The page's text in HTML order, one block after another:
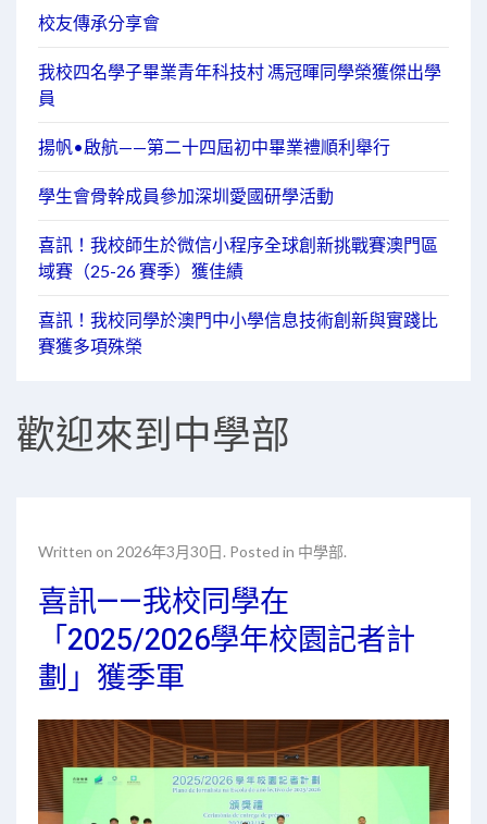
校友傳承分享會
我校四名學子畢業青年科技村 馮冠暉同學榮獲傑出學
員
揚帆•啟航——第二十四屆初中畢業禮順利舉行
學生會骨幹成員參加深圳愛國研學活動
喜訊！我校師生於微信小程序全球創新挑戰賽澳門區
域賽（25-26 賽季）獲佳績
喜訊！我校同學於澳門中小學信息技術創新與實踐比
賽獲多項殊榮
歡迎來到中學部
Written on 2026年3月30日. Posted in 中學部.
喜訊——我校同學在
「2025/2026學年校園記者計
劃」獲季軍